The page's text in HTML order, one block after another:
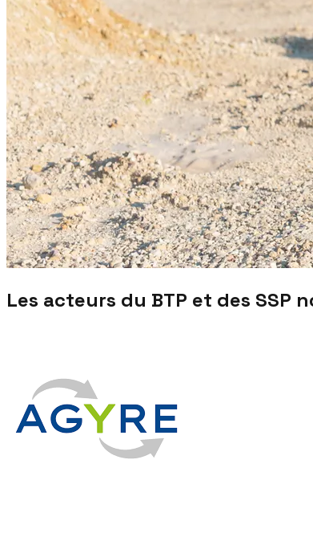
Les acteurs du BTP et des SSP